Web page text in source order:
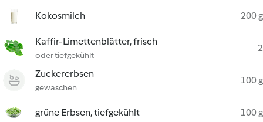
Kokosmilch 200 g
Kaffir-Limettenblätter, frisch
oder tiefgekühlt
2
Zuckererbsen
gewaschen
100 g
grüne Erbsen, tiefgekühlt 100 g